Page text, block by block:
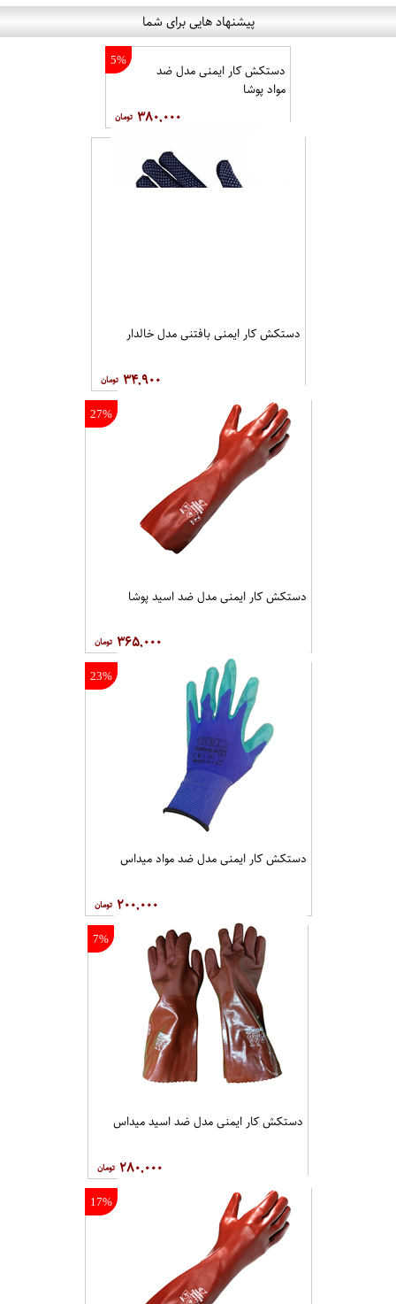
پیشنهاد هایی برای شما
دستکش کار ایمنی بافتنی مدل خالدار
۳۴,۹۰۰
دستکش کار ایمنی مدل ضد اسید پوشا
دستکش کار ایمنی مدل ضد مواد میداس
۲۰۰,۰۰۰
دستکش کار ایمنی مدل ضد اسید میداس